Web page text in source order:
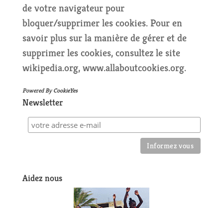
de votre navigateur pour
bloquer/supprimer les cookies. Pour en
savoir plus sur la manière de gérer et de
supprimer les cookies, consultez le site
wikipedia.org, www.allaboutcookies.org.
Powered By CookieYes
Newsletter
Aidez nous